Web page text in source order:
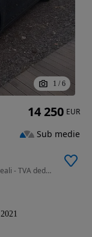
1 / 6
1999 cm3 • 140 CP • Unic proprietar - Km 100% reali - TVA deductibil / 140 CP
2021
14 250 EUR
Sub medie